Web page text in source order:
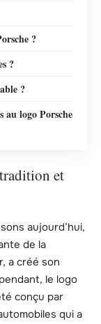
?
?
?
au logo Porsche
et
aujourd’hui,
de la
a créé son
le logo
conçu par
qui a